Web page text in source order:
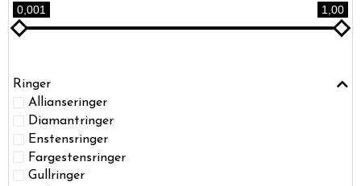
0,001
1,00
Ringer
Allianseringer
Diamantringer
Enstensringer
Fargestensringer
Gullringer